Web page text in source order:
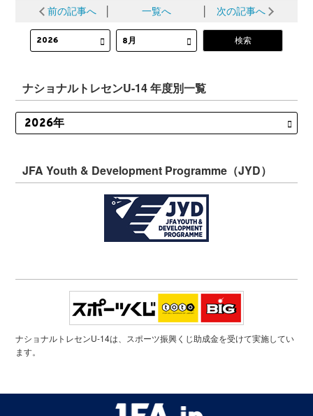
前の記事へ 一覧へ 次の記事へ
ナショナルトレセンU-14 年度別一覧
JFA Youth & Development Programme（JYD）
ナショナルトレセンU-14は、スポーツ振興くじ助成金を受けて実施してい
ます。